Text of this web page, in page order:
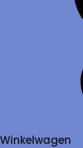
Winkelwagen